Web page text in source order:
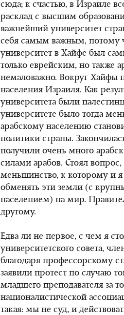
сюда; к счастью, в Израиле
расклад с высшим
важнейший университет
себя самым важным, потому
университет в Хайфе был
только еврейским, но также
немаловажно. Вокруг Хайфы
населения Израиля. Как
университета были
университете было тогда
арабскому населению
политики страны.
получили очень много
силами арабов. Стоял
меньшинство, к которому и я
обменять эти земли (с
населением) на мир.
другому.
Едва ли не первое, с чем я
университетского совета,
благодаря профессорскому
заявили протест по случаю
младшего преподавателя за
националистической
такая: мы не суд, и